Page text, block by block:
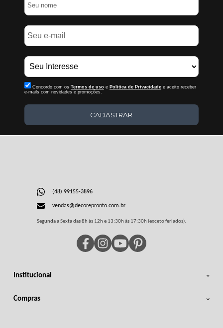
Concordo com os Termos de uso e Politica de Privacidadee aceito receber
e-mails com novidades e promoções.
CADASTRAR
Institucional
Compras
(48) 99155-3896
vendas@decorepronto.com.br
Segunda a Sexta das 8h às 12h e 13:30h às 17:30h (exceto feriados).